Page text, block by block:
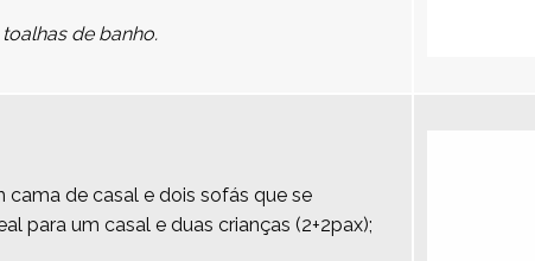
de banho.
de casal e dois sofás que se
para um casal e duas crianças (2+2pax);